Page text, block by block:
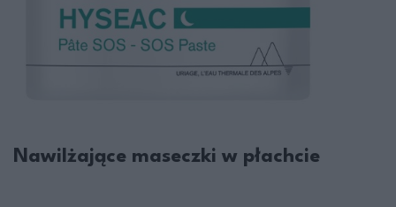
Nawilżające maseczki w płachcie